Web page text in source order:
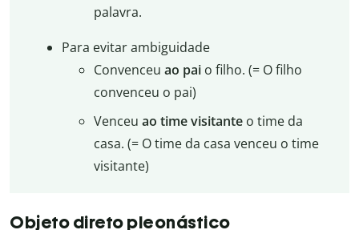
palavra.
Para evitar ambiguidade
Convenceu ao paio filho. (= O filho
convenceu o pai)
Venceu ao time visitanteo time da
casa. (= O time da casa venceu o time
visitante)
Objeto direto pleonástico